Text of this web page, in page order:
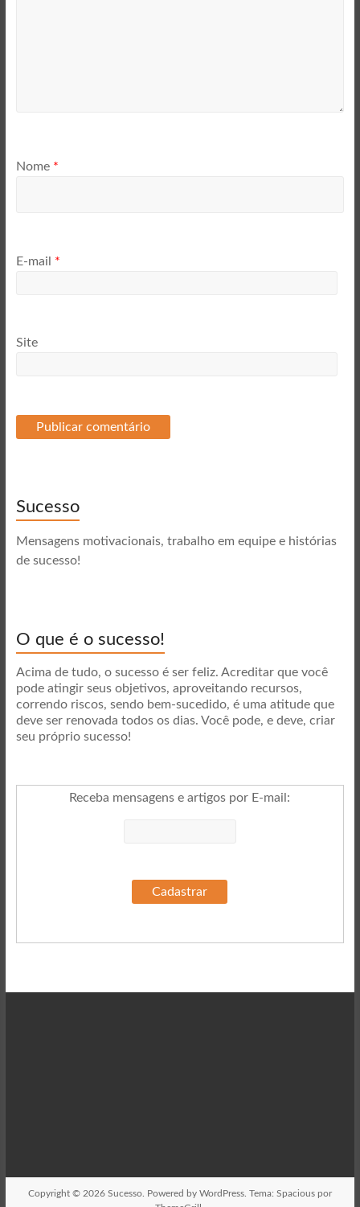
Nome *
E-mail *
Site
Sucesso
Mensagens motivacionais, trabalho em equipe e histórias
de sucesso!
O que é o sucesso!
Acima de tudo, o sucesso é ser feliz. Acreditar que você
pode atingir seus objetivos, aproveitando recursos,
correndo riscos, sendo bem-sucedido, é uma atitude que
deve ser renovada todos os dias. Você pode, e deve, criar
seu próprio sucesso!
Receba mensagens e artigos por E-mail :
Copyright © 2026 Sucesso. Powered by WordPress. Tema: Spacious por